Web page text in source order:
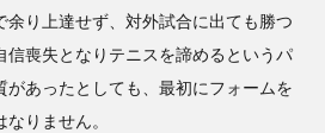
余り上達せず、対外試合に出ても勝つ
信喪失となりテニスを諦めるというパ
があったとしても、最初にフォームを
りません。